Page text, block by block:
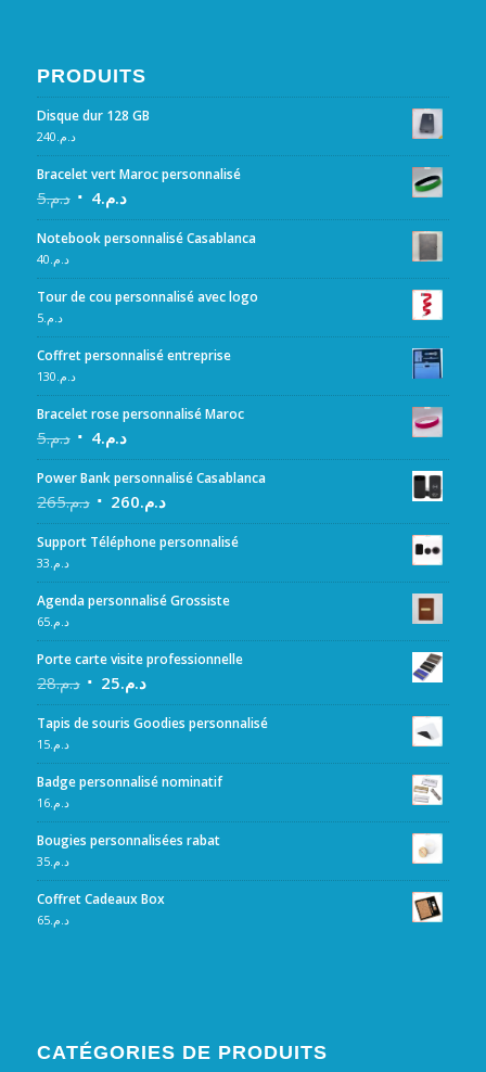
PRODUITS
Disque dur 128 GB
د.م. 240
Bracelet vert Maroc personnalisé
د.م.5 د.م.4
Notebook personnalisé Casablanca
د.م. 40
Tour de cou personnalisé avec logo
د.م.5
Coffret personnalisé entreprise
د.م. 130
Bracelet rose personnalisé Maroc
د.م.5 د.م.4
Power Bank personnalisé Casablanca
د.م.265 د.م.260
Support Téléphone personnalisé
د.م. 33
Agenda personnalisé Grossiste
د.م.65
Porte carte visite professionnelle
د.م.28 د.م.25
Tapis de souris Goodies personnalisé
د.م.15
Badge personnalisé nominatif
د.م.16
Bougies personnalisées rabat
د.م.35
Coffret Cadeaux Box
د.م.65
CATÉGORIES DE PRODUITS